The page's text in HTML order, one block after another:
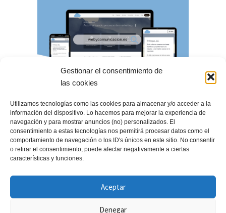
Gestionar el consentimiento de
las cookies
Utilizamos tecnologías como las cookies para almacenar y/o acceder a la
información del dispositivo. Lo hacemos para mejorar la experiencia de
navegación y para mostrar anuncios (no) personalizados. El
consentimiento a estas tecnologías nos permitirá procesar datos como el
comportamiento de navegación o los ID's únicos en este sitio. No consentir
o retirar el consentimiento, puede afectar negativamente a ciertas
características y funciones.
Aceptar
Denegar